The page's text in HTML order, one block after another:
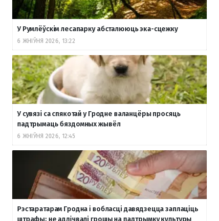
У Румлёўскім лесапарку абсталююць эка-сцежку
6 ЖНІЎНЯ 2026, 13:22
У сувязі са спякотай у Гродне валанцёры просяць
падтрымаць бяздомных жывёл
6 ЖНІЎНЯ 2026, 12:45
Рэстаратарам Гродна і вобласці давядзецца заплаціць